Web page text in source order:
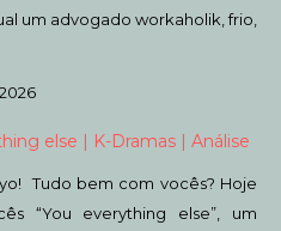
um advogado workaholik, frio,
else | K-Dramas | Análise
Tudo bem com vocês? Hoje
“You everything else”, um